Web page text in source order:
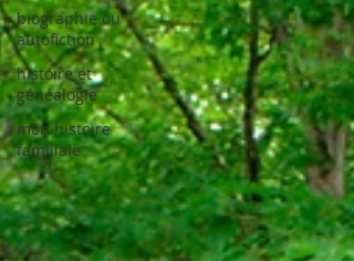
biographie ou
autofiction
histoire et
généalogie
mon histoire
familiale